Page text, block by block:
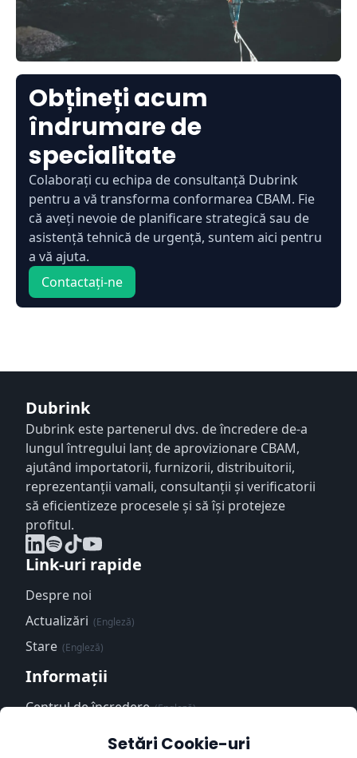
Obțineți acum
îndrumare de
specialitate
Colaborați cu echipa de consultanță Dubrink
pentru a vă transforma conformarea CBAM. Fie
că aveți nevoie de planificare strategică sau de
asistență tehnică de urgență, suntem aici pentru
a vă ajuta.
Contactați-ne
Dubrink
Dubrink este partenerul dvs. de încredere de-a
lungul întregului lanț de aprovizionare CBAM,
ajutând importatorii, furnizorii, distribuitorii,
reprezentanții vamali, consultanții și verificatorii
să eficientizeze procesele și să își protejeze
profitul.
Link-uri rapide
Despre noi
Actualizări (Engleză)
Stare (Engleză)
Informații
Centrul de încredere(Engleză)
confidențialitate(Engleză)
Setări Cookie-uri